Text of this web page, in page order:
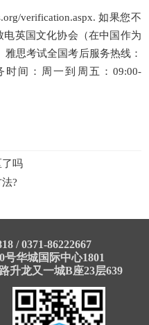
verification.aspx. 如果您不
英国文化协会（在中国作为
思考试全国考后服务热线：
时间：周一到周五：09:00-
了吗
?
/ 0371-86222667
华城国际中心1801
升龙又一城B座23层639